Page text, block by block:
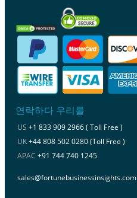
연락하다 우리를
US +1 833 909 2966 ( Toll Free )
UK+44 808 502 0280 (Toll Free )
APAC +91 744 740 1245
sales@fortunebusinessinsights.com